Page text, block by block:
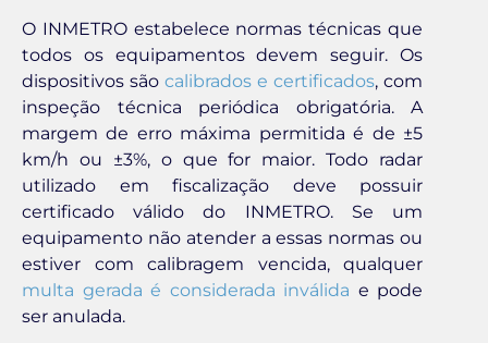
O INMETRO estabelece normas técnicas que
todos os equipamentos devem seguir. Os
dispositivos são calibrados e certificados, com
inspeção técnica periódica obrigatória. A
margem de erro máxima permitida é de ±5
km/h ou ±3%, o que for maior. Todo radar
utilizado em fiscalização deve possuir
certificado válido do INMETRO. Se um
equipamento não atender a essas normas ou
estiver com calibragem vencida, qualquer
multa gerada é considerada inválida e pode
ser anulada.